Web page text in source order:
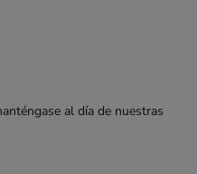
al día de nuestras